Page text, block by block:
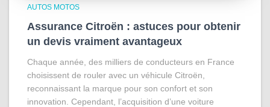
AUTOS MOTOS
Assurance Citroën : astuces pour obtenir
un devis vraiment avantageux
Chaque année, des milliers de conducteurs en France
choisissent de rouler avec un véhicule Citroën,
reconnaissant la marque pour son confort et son
innovation. Cependant, l’acquisition d’une voiture